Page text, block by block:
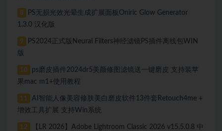
8
PS无损光效光晕生成扩展面板Oniric Glow Generator
1.3.0 汉化版
9
PS2024正式版Neural Filters神经滤镜PS插件离线包WIN
版
10
ps磨皮插件2024dr5美颜修图滤镜送一键磨皮 支持装苹
果mac m1+使用教程
11
AI智能人像美容修肤美白磨皮软件13件套Retouch4me +
增效工具扩展 支持Win系统
12
【LR 2026】Adobe Lightroom Classic 2026 v15.5.0.8 中